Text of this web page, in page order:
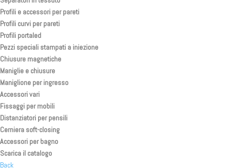
Profili e accessori per pareti
Profili curvi per pareti
Profili portaled
Pezzi speciali stampati a iniezione
Chiusure magnetiche
Maniglie e chiusure
Maniglione per ingresso
Accessori vari
Fissaggi per mobili
Distanziatori per pensili
Cerniera soft-closing
Accessori per bagno
Scarica il catalogo
Back